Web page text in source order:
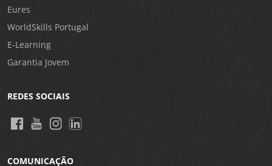
Eures
WorldSkills Portugal
E-Learning
Garantia Jovem
REDES SOCIAIS
COMUNICAÇÃO